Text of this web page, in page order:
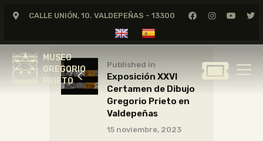
CALLE UNIÓN, 10. VALDEPEÑAS - 13300
MUSEO
GREGORIO
PRIETO
MUSEO
GREGORIO
GREGORIO PRIETO
Published in
Exposición XXVI
Certamen de Dibujo
Gregorio Prieto en
Valdepeñas
15 noviembre, 2023